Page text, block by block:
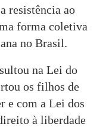
resistência ao
forma coletiva
no Brasil.
na Lei do
os filhos de
e com a Lei dos
à liberdade